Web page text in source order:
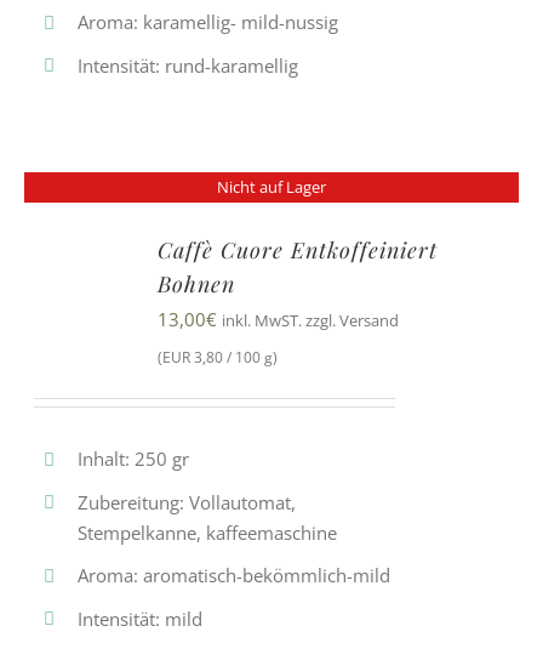
Aroma: karamellig- mild-nussig
Intensität: rund-karamellig
Nicht auf Lager
Caffè Cuore Entkoffeiniert
Bohnen
13,00€ inkl. MwST. zzgl. Versand
(EUR 3,80 / 100 g)
Inhalt: 250 gr
Zubereitung: Vollautomat,
Stempelkanne, kaffeemaschine
Aroma: aromatisch-bekömmlich-mild
Intensität: mild